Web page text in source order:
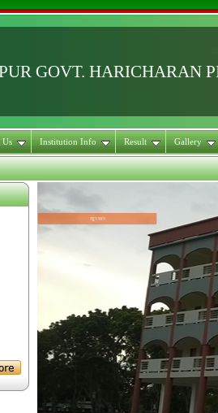
GOVT. HARICHARAN
Us Institution Info Result Gallery